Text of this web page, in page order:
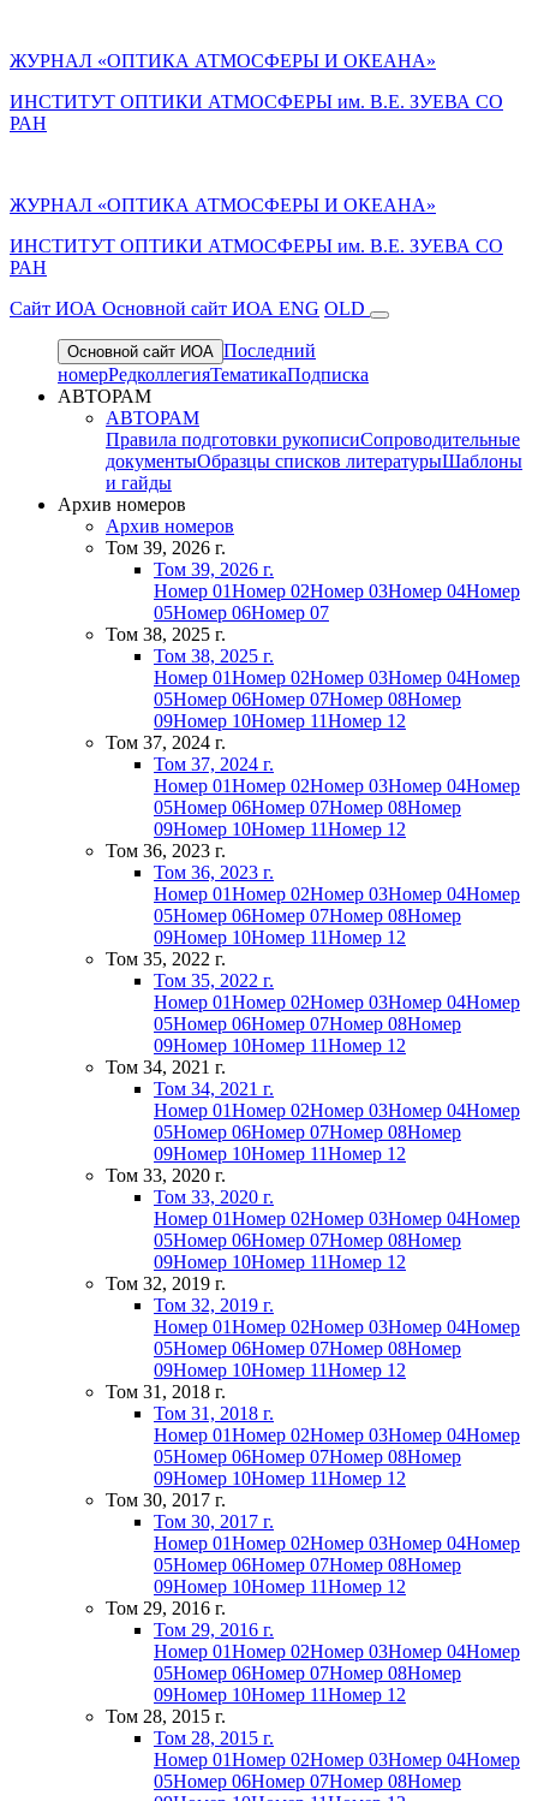
ЖУРНАЛ «ОПТИКА АТМОСФЕРЫ И ОКЕАНА»
ИНСТИТУТ ОПТИКИ АТМОСФЕРЫ им. В.Е. ЗУЕВА СО
РАН
ЖУРНАЛ «ОПТИКА АТМОСФЕРЫ И ОКЕАНА»
ИНСТИТУТ ОПТИКИ АТМОСФЕРЫ им. В.Е. ЗУЕВА СО
РАН
Cайт ИОА Основной сайт ИОА ENG OLD
Основной сайт ИОА Последний
номерРедколлегияТематикаПодписка
АВТОРАМ
АВТОРАМ
Правила подготовки рукописиСопроводительные
документыОбразцы списков литературыШаблоны
и гайды
Архив номеров
Архив номеров
Том 39, 2026 г.
Том 39, 2026 г.
Номер 01Номер 02Номер 03Номер 04Номер
05Номер 06Номер 07
Том 38, 2025 г.
Том 38, 2025 г.
Номер 01Номер 02Номер 03Номер 04Номер
05Номер 06Номер 07Номер 08Номер
09Номер 10Номер 11Номер 12
Том 37, 2024 г.
Том 37, 2024 г.
Номер 01Номер 02Номер 03Номер 04Номер
05Номер 06Номер 07Номер 08Номер
09Номер 10Номер 11Номер 12
Том 36, 2023 г.
Том 36, 2023 г.
Номер 01Номер 02Номер 03Номер 04Номер
05Номер 06Номер 07Номер 08Номер
09Номер 10Номер 11Номер 12
Том 35, 2022 г.
Том 35, 2022 г.
Номер 01Номер 02Номер 03Номер 04Номер
05Номер 06Номер 07Номер 08Номер
09Номер 10Номер 11Номер 12
Том 34, 2021 г.
Том 34, 2021 г.
Номер 01Номер 02Номер 03Номер 04Номер
05Номер 06Номер 07Номер 08Номер
09Номер 10Номер 11Номер 12
Том 33, 2020 г.
Том 33, 2020 г.
Номер 01Номер 02Номер 03Номер 04Номер
05Номер 06Номер 07Номер 08Номер
09Номер 10Номер 11Номер 12
Том 32, 2019 г.
Том 32, 2019 г.
Номер 01Номер 02Номер 03Номер 04Номер
05Номер 06Номер 07Номер 08Номер
09Номер 10Номер 11Номер 12
Том 31, 2018 г.
Том 31, 2018 г.
Номер 01Номер 02Номер 03Номер 04Номер
05Номер 06Номер 07Номер 08Номер
09Номер 10Номер 11Номер 12
Том 30, 2017 г.
Том 30, 2017 г.
Номер 01Номер 02Номер 03Номер 04Номер
05Номер 06Номер 07Номер 08Номер
09Номер 10Номер 11Номер 12
Том 29, 2016 г.
Том 29, 2016 г.
Номер 01Номер 02Номер 03Номер 04Номер
05Номер 06Номер 07Номер 08Номер
09Номер 10Номер 11Номер 12
Том 28, 2015 г.
Том 28, 2015 г.
Номер 01Номер 02Номер 03Номер 04Номер
05Номер 06Номер 07Номер 08Номер